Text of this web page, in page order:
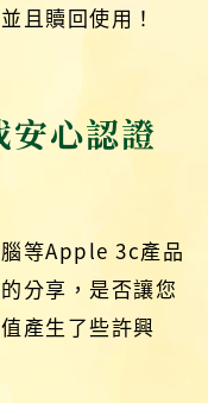
且贖回使用！
安心認證
等Apple 3c產品
分享，是否讓您
產生了些許興